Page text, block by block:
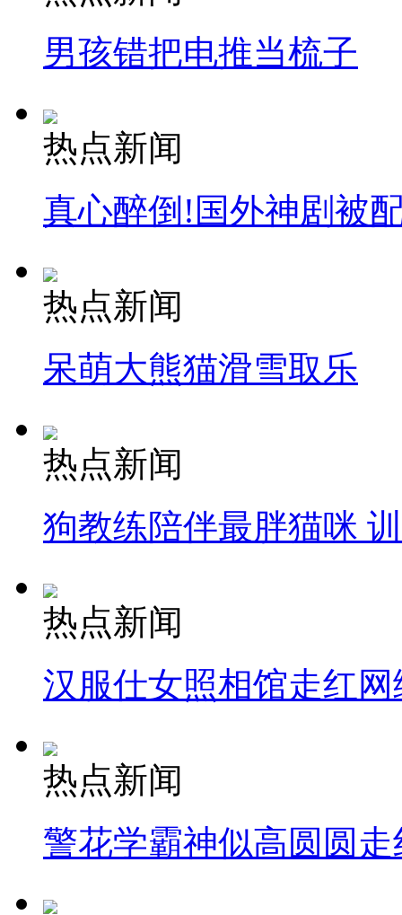
男孩错把电推当梳子
热点新闻
真心醉倒!国外神剧被
热点新闻
呆萌大熊猫滑雪取乐
热点新闻
狗教练陪伴最胖猫咪
热点新闻
汉服仕女照相馆走红网
热点新闻
警花学霸神似高圆圆走